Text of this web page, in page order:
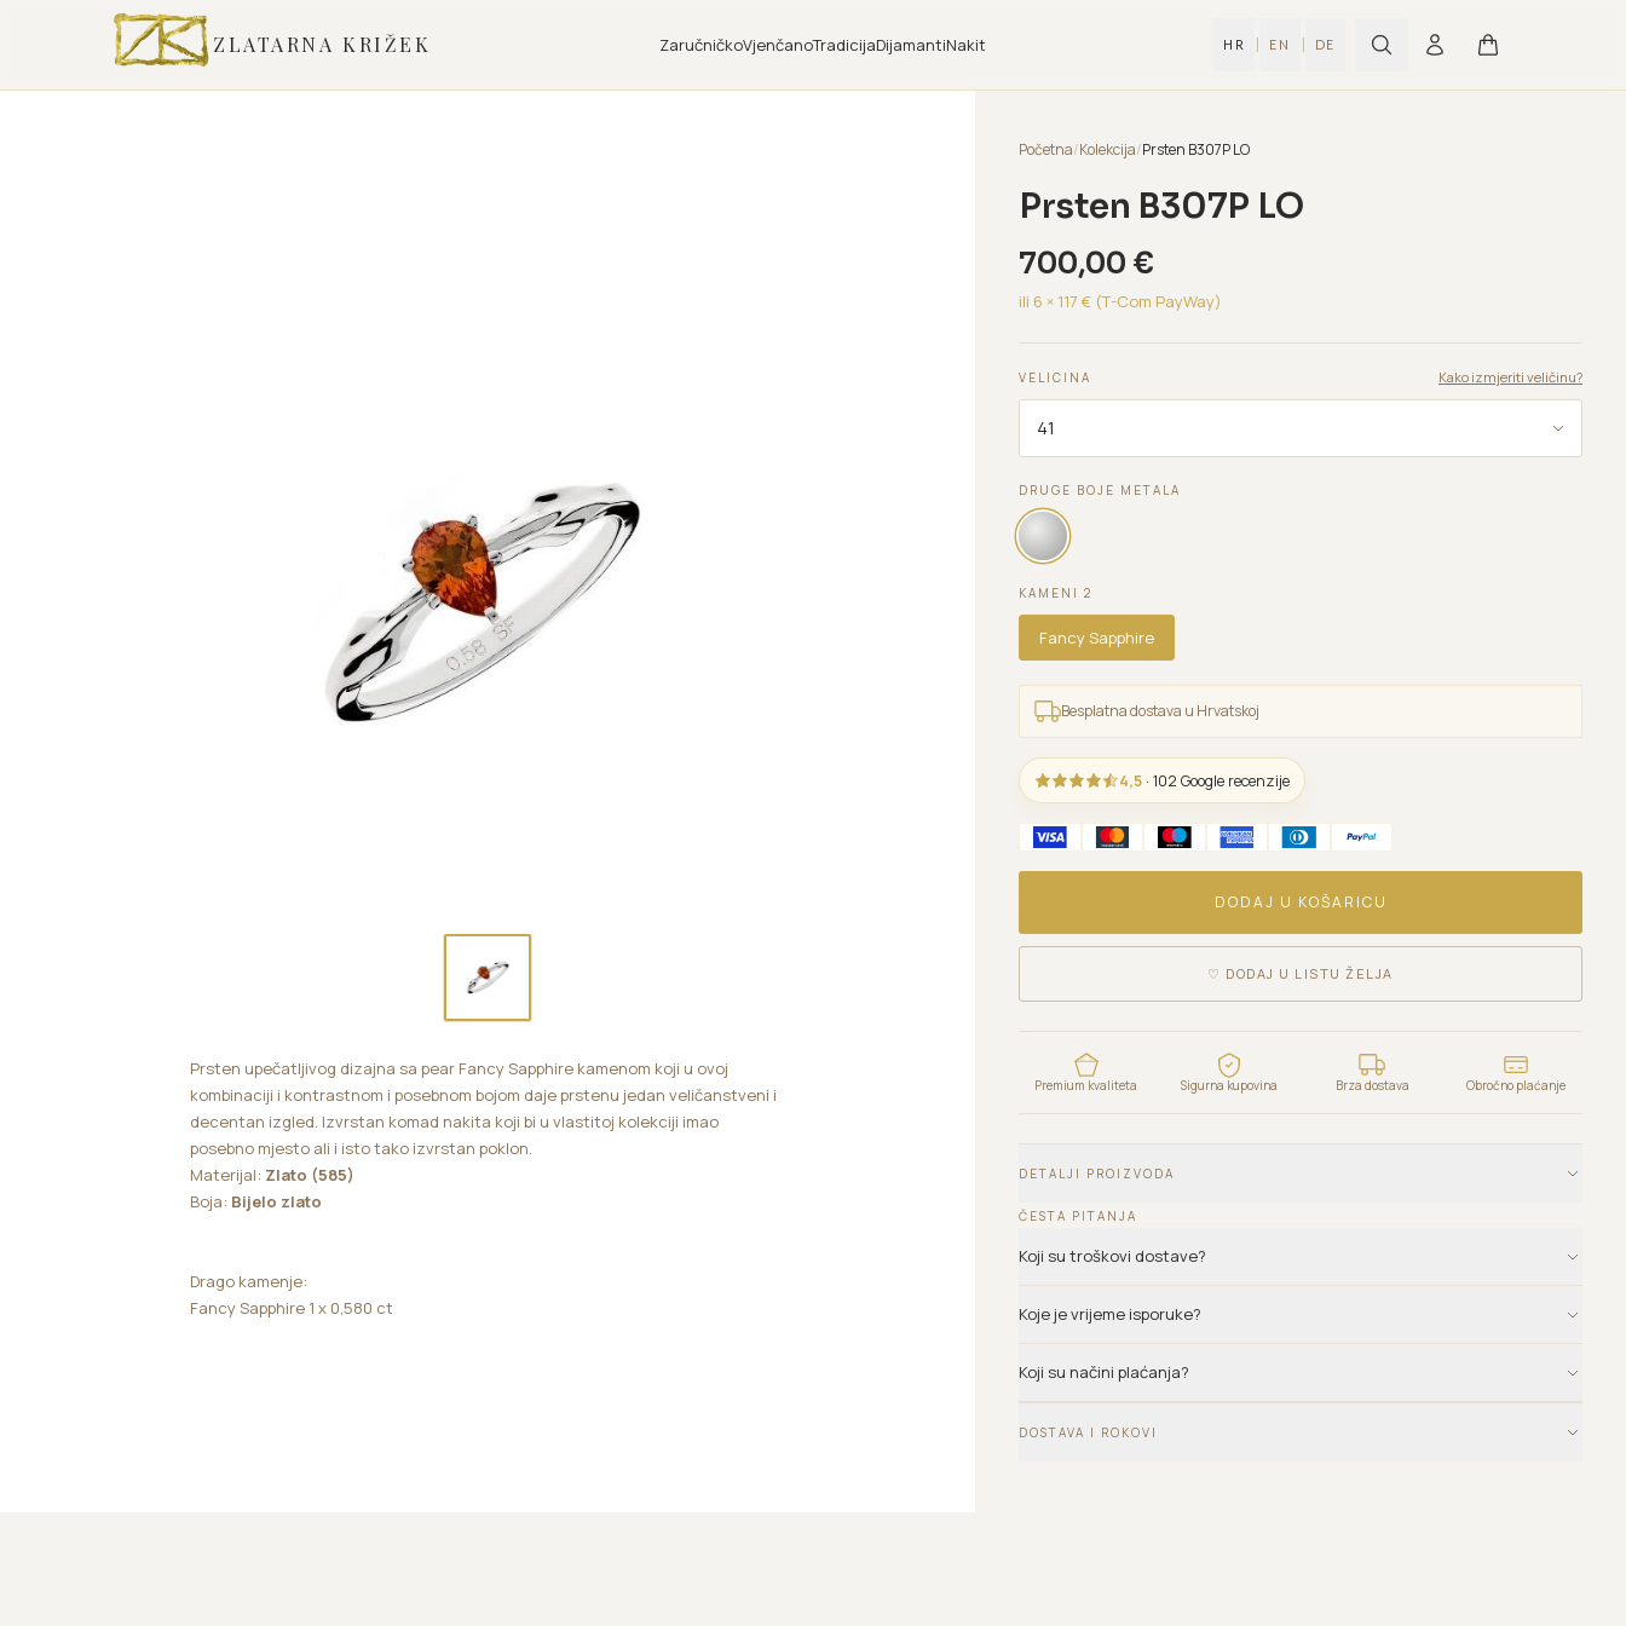
ZLATARNA KRIŽEK ZaručničkoVjenčanoTradicijaDijamantiNakit HR | EN | DE
Prsten upečatljivog dizajna sa pear Fancy Sapphire kamenom koji u ovoj
kombinaciji i kontrastnom i posebnom bojom daje prstenu jedan veličanstveni i
decentan izgled. Izvrstan komad nakita koji bi u vlastitoj kolekciji imao
posebno mjesto ali i isto tako izvrstan poklon.
Materijal: Zlato (585)
Boja: Bijelo zlato
Drago kamenje:
Fancy Sapphire 1 x 0,580 ct
Početna/Kolekcija/Prsten B307P LO
Prsten B307P LO
700,00 €
ili 6 × 117 € (T-Com PayWay)
VELICINA Kako izmjeriti veličinu?
DRUGE BOJE METALA
KAMENI 2
Fancy Sapphire
Besplatna dostava u Hrvatskoj
4,5 · 102 Google recenzije
DODAJ U KOŠARICU
♡ DODAJ U LISTU ŽELJA
Premium kvaliteta Sigurna kupovina Brza dostava Obročno plaćanje
DETALJI PROIZVODA
ČESTA PITANJA
Koji su troškovi dostave?
Koje je vrijeme isporuke?
Koji su načini plaćanja?
DOSTAVA I ROKOVI